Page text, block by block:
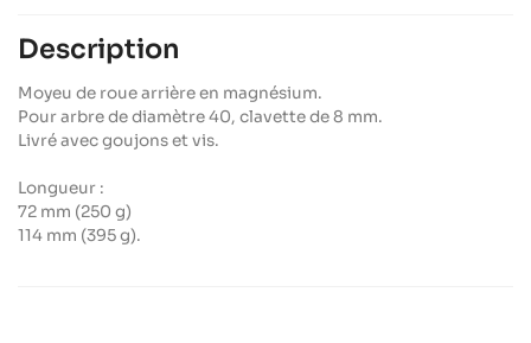
Description
Moyeu de roue arrière en magnésium.
Pour arbre de diamètre 40, clavette de 8 mm.
Livré avec goujons et vis.
Longueur :
72 mm (250 g)
114 mm (395 g).